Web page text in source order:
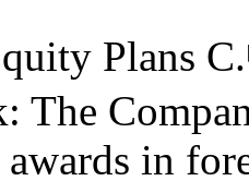
Plans
The
in